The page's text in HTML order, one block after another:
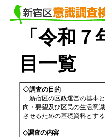
「令和
目一覧
◇調査の目的
新宿区の区政運営の基本
向・要望及び区民の生活意
させるための基礎資料とする
◇調査の内容